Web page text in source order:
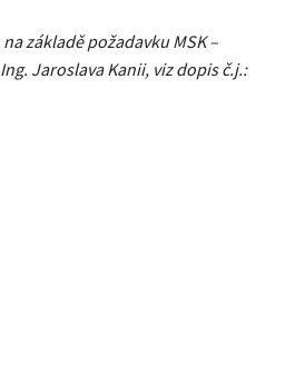
základě požadavku MSK –
Jaroslava Kanii, viz dopis č.j.: